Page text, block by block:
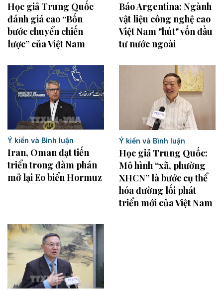
Học giả Trung Quốc
đánh giá cao “Bốn
bước chuyển chiến
lược” của Việt Nam
Báo Argentina: Ngành
vật liệu công nghệ cao
Việt Nam "hút" vốn đầu
tư nước ngoài
Ý kiến và Bình luận
Iran, Oman đạt tiến
triển trong đàm phán
mở lại Eo biển Hormuz
Ý kiến và Bình luận
Học giả Trung Quốc:
Mô hình “xã, phường
XHCN” là bước cụ thể
hóa đường lối phát
triển mới của Việt Nam